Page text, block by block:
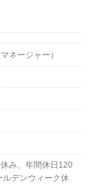
ネージャー）
み、年間休日120
ルデンウィーク休